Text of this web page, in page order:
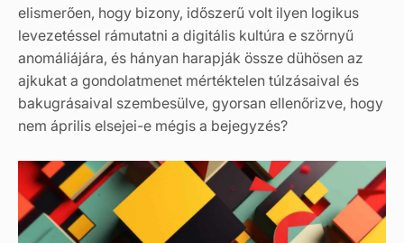
elismerően, hogy bizony, időszerű volt ilyen logikus
levezetéssel rámutatni a digitális kultúra e szörnyű
anomáliájára, és hányan harapják össze dühösen az
ajkukat a gondolatmenet mértéktelen túlzásaival és
bakugrásaival szembesülve, gyorsan ellenőrizve, hogy
nem április elsejei-e mégis a bejegyzés?